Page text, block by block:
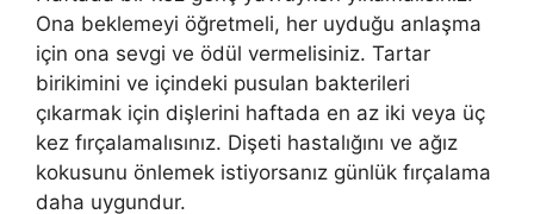
Ona beklemeyi öğretmeli, her uyduğu anlaşma
için ona sevgi ve ödül vermelisiniz. Tartar
birikimini ve içindeki pusulan bakterileri
çıkarmak için dişlerini haftada en az iki veya üç
kez fırçalamalısınız. Dişeti hastalığını ve ağız
kokusunu önlemek istiyorsanız günlük fırçalama
daha uygundur.